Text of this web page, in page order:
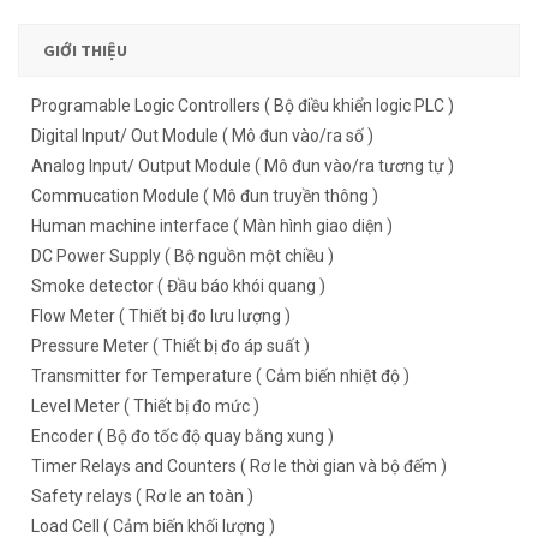
GIỚI THIỆU
Programable Logic Controllers ( Bộ điều khiển logic PLC )
Digital Input/ Out Module ( Mô đun vào/ra số )
Analog Input/ Output Module ( Mô đun vào/ra tương tự )
Commucation Module ( Mô đun truyền thông )
Human machine interface ( Màn hình giao diện )
DC Power Supply ( Bộ nguồn một chiều )
Smoke detector ( Đầu báo khói quang )
Flow Meter ( Thiết bị đo lưu lượng )
Pressure Meter ( Thiết bị đo áp suất )
Transmitter for Temperature ( Cảm biến nhiệt độ )
Level Meter ( Thiết bị đo mức )
Encoder ( Bộ đo tốc độ quay bằng xung )
Timer Relays and Counters ( Rơ le thời gian và bộ đếm )
Safety relays ( Rơ le an toàn )
Load Cell ( Cảm biến khối lượng )